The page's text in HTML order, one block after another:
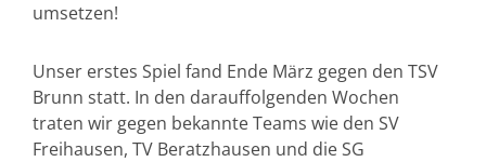
umsetzen!
Unser erstes Spiel fand Ende März gegen den TSV
Brunn statt. In den darauffolgenden Wochen
traten wir gegen bekannte Teams wie den SV
Freihausen, TV Beratzhausen und die SG